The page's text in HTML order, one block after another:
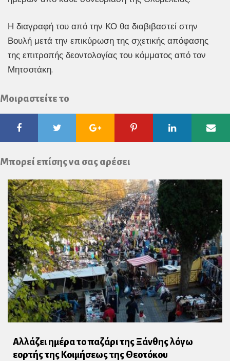
Η διαγραφή του από την ΚΟ θα διαβιβαστεί στην
Βουλή μετά την επικύρωση της σχετικής απόφασης
της επιτροπής δεοντολογίας του κόμματος από τον
Μητσοτάκη.
Μοιραστείτε το
FacebookTwitter Google
Plus
Pinterest Linkedin
Μπορεί επίσης να σας αρέσει
Αλλάζει ημέρα το παζάρι της Ξάνθης λόγω
εορτής της Κοιμήσεως της Θεοτόκου